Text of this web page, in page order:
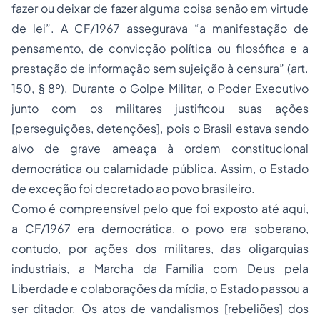
fazer ou deixar de fazer alguma coisa senão em virtude
de lei”. A CF/1967 assegurava “a manifestação de
pensamento, de convicção política ou filosófica e a
prestação de informação sem sujeição à censura” (art.
150, § 8º). Durante o Golpe Militar, o Poder Executivo
junto com os militares justificou suas ações
[perseguições, detenções], pois o Brasil estava sendo
alvo de grave ameaça à ordem constitucional
democrática ou calamidade pública. Assim, o Estado
de exceção foi decretado ao povo brasileiro.
Como é compreensível pelo que foi exposto até aqui,
a CF/1967 era democrática, o povo era soberano,
contudo, por ações dos militares, das oligarquias
industriais, a Marcha da Família com Deus pela
Liberdade e colaborações da mídia, o Estado passou a
ser ditador. Os atos de vandalismos [rebeliões] dos